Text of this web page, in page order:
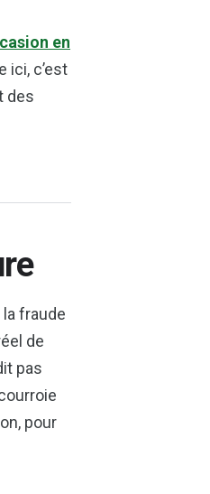
en
ici, c’est
des
fraude
de
pas
pour